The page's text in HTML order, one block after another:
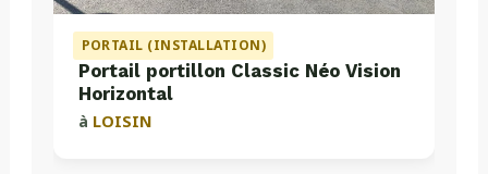
PORTAIL (INSTALLATION)
Portail portillon Classic Néo Vision
Horizontal
à LOISIN